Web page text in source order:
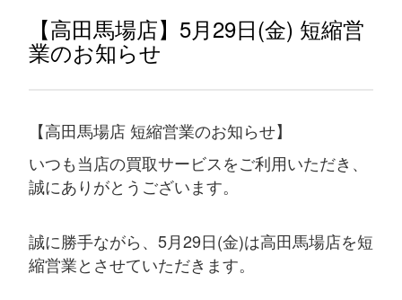
【高田馬場店】5月29日(金) 短縮営
業のお知らせ
【高田馬場店 短縮営業のお知らせ】
いつも当店の買取サービスをご利用いただき、
誠にありがとうございます。
誠に勝手ながら、5月29日(金)は高田馬場店を短
縮営業とさせていただきます。